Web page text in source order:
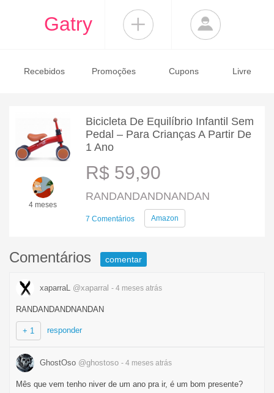
Gatry
Recebidos Promoções Cupons Livre
4 meses
Bicicleta De Equilíbrio Infantil Sem
Pedal – Para Crianças A Partir De
1 Ano
R$ 59,90
RANDANDANDNANDAN
7 Comentários Amazon
Comentários comentar
xaparraL @xaparral - 4 meses atrás
RANDANDANDNANDAN
+ 1 responder
GhostOso @ghostoso - 4 meses atrás
Mês que vem tenho niver de um ano pra ir, é um bom presente?